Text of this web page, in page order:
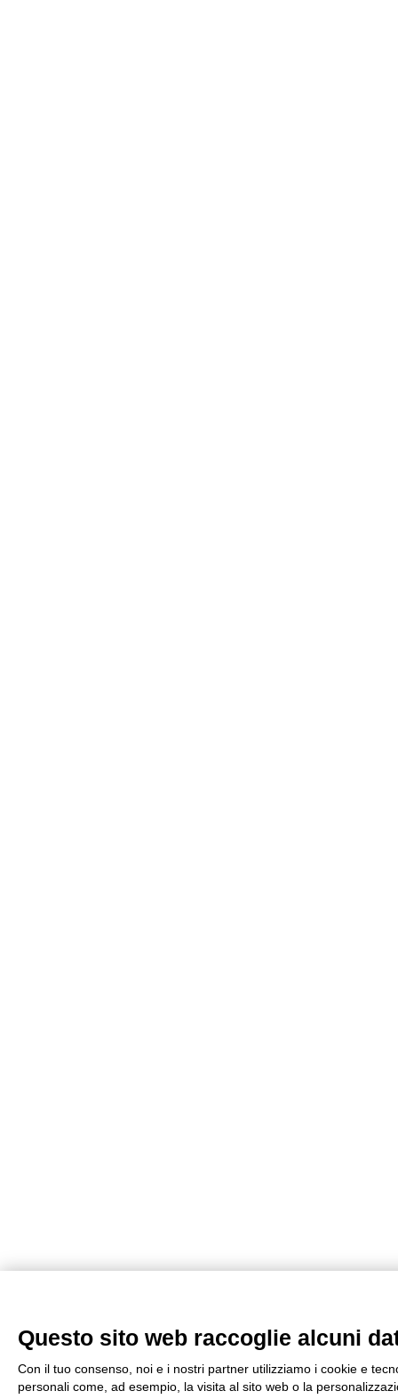
Questo sito web raccoglie alcuni
Con il tuo consenso, noi e i nostri partner utilizziamo i cookie e
personali come, ad esempio, la visita al sito web o la